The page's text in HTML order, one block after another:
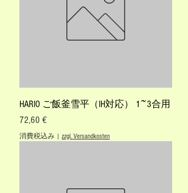
HARIO ご飯釜雪平（IH対応） 1~3合用
価格
72,60 €
消費税込み | zzgl. Versandkosten